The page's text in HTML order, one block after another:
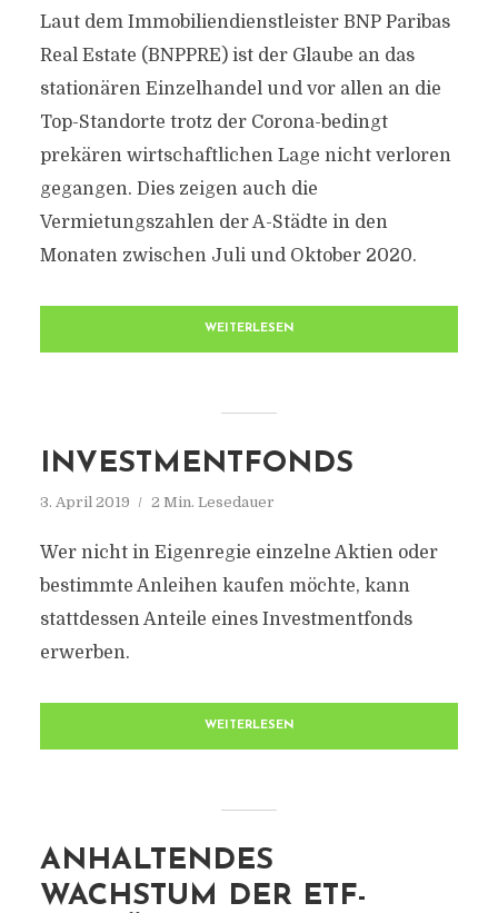
Laut dem Immobiliendienstleister BNP Paribas
Real Estate (BNPPRE) ist der Glaube an das
stationären Einzelhandel und vor allen an die
Top-Standorte trotz der Corona-bedingt
prekären wirtschaftlichen Lage nicht verloren
gegangen. Dies zeigen auch die
Vermietungszahlen der A-Städte in den
Monaten zwischen Juli und Oktober 2020.
WEITERLESEN
INVESTMENTFONDS
3. April 2019 2 Min. Lesedauer
Wer nicht in Eigenregie einzelne Aktien oder
bestimmte Anleihen kaufen möchte, kann
stattdessen Anteile eines Investmentfonds
erwerben.
WEITERLESEN
ANHALTENDES
WACHSTUM DER ETF-